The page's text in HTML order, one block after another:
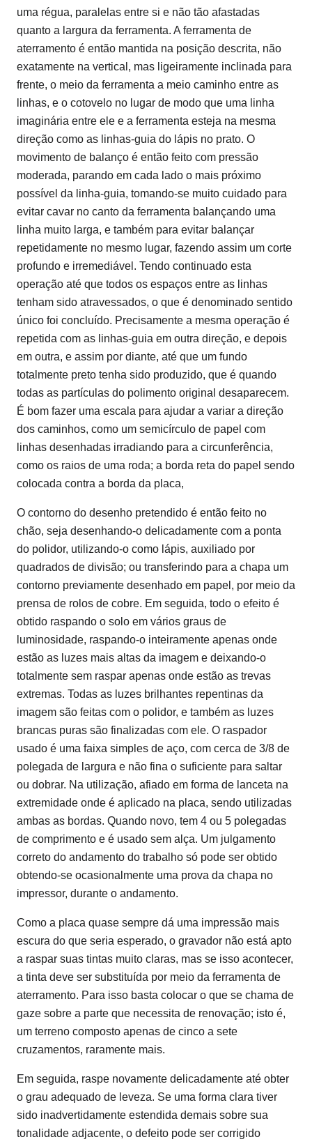
uma régua, paralelas entre si e não tão afastadas
quanto a largura da ferramenta. A ferramenta de
aterramento é então mantida na posição descrita, não
exatamente na vertical, mas ligeiramente inclinada para
frente, o meio da ferramenta a meio caminho entre as
linhas, e o cotovelo no lugar de modo que uma linha
imaginária entre ele e a ferramenta esteja na mesma
direção como as linhas-guia do lápis no prato. O
movimento de balanço é então feito com pressão
moderada, parando em cada lado o mais próximo
possível da linha-guia, tomando-se muito cuidado para
evitar cavar no canto da ferramenta balançando uma
linha muito larga, e também para evitar balançar
repetidamente no mesmo lugar, fazendo assim um corte
profundo e irremediável. Tendo continuado esta
operação até que todos os espaços entre as linhas
tenham sido atravessados, o que é denominado sentido
único foi concluído. Precisamente a mesma operação é
repetida com as linhas-guia em outra direção, e depois
em outra, e assim por diante, até que um fundo
totalmente preto tenha sido produzido, que é quando
todas as partículas do polimento original desaparecem.
É bom fazer uma escala para ajudar a variar a direção
dos caminhos, como um semicírculo de papel com
linhas desenhadas irradiando para a circunferência,
como os raios de uma roda; a borda reta do papel sendo
colocada contra a borda da placa,
O contorno do desenho pretendido é então feito no
chão, seja desenhando-o delicadamente com a ponta
do polidor, utilizando-o como lápis, auxiliado por
quadrados de divisão; ou transferindo para a chapa um
contorno previamente desenhado em papel, por meio da
prensa de rolos de cobre. Em seguida, todo o efeito é
obtido raspando o solo em vários graus de
luminosidade, raspando-o inteiramente apenas onde
estão as luzes mais altas da imagem e deixando-o
totalmente sem raspar apenas onde estão as trevas
extremas. Todas as luzes brilhantes repentinas da
imagem são feitas com o polidor, e também as luzes
brancas puras são finalizadas com ele. O raspador
usado é uma faixa simples de aço, com cerca de 3/8 de
polegada de largura e não fina o suficiente para saltar
ou dobrar. Na utilização, afiado em forma de lanceta na
extremidade onde é aplicado na placa, sendo utilizadas
ambas as bordas. Quando novo, tem 4 ou 5 polegadas
de comprimento e é usado sem alça. Um julgamento
correto do andamento do trabalho só pode ser obtido
obtendo-se ocasionalmente uma prova da chapa no
impressor, durante o andamento.
Como a placa quase sempre dá uma impressão mais
escura do que seria esperado, o gravador não está apto
a raspar suas tintas muito claras, mas se isso acontecer,
a tinta deve ser substituída por meio da ferramenta de
aterramento. Para isso basta colocar o que se chama de
gaze sobre a parte que necessita de renovação; isto é,
um terreno composto apenas de cinco a sete
cruzamentos, raramente mais.
Em seguida, raspe novamente delicadamente até obter
o grau adequado de leveza. Se uma forma clara tiver
sido inadvertidamente estendida demais sobre sua
tonalidade adjacente, o defeito pode ser corrigido